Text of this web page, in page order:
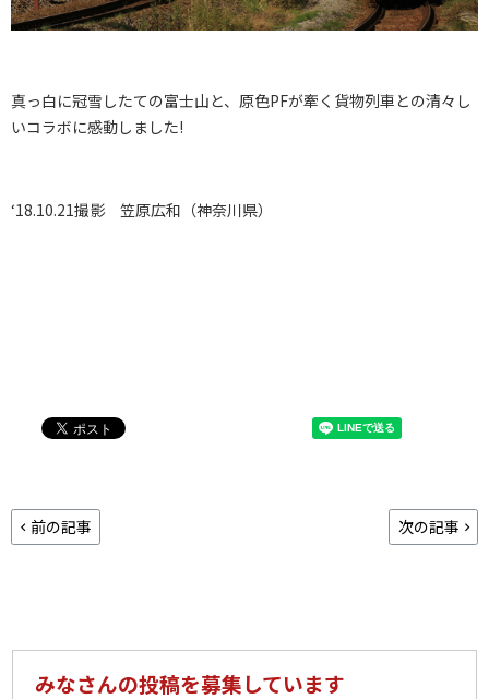
真っ白に冠雪したての富士山と、原色PFが牽く貨物列車との清々し
いコラボに感動しました!
‘18.10.21撮影 笠原広和（神奈川県）
前の記事 次の記事
みなさんの投稿を募集しています